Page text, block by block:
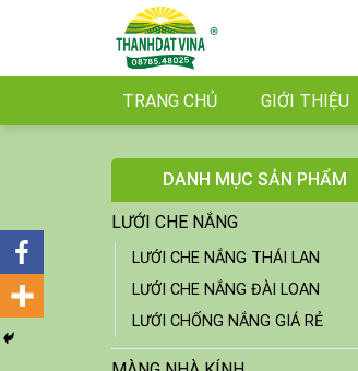
TRANG CHỦ
GIỚI THIỆU
DANH MỤC SẢN PHẨM
LƯỚI CHE NẮNG
LƯỚI CHE NẮNG THÁI LAN
LƯỚI CHE NẮNG ĐÀI LOAN
LƯỚI CHỐNG NẮNG GIÁ RẺ